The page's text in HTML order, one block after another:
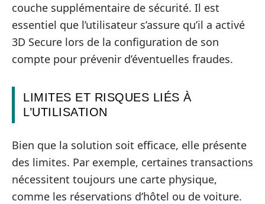
couche supplémentaire de sécurité. Il est
essentiel que l’utilisateur s’assure qu’il a activé
3D Secure lors de la configuration de son
compte pour prévenir d’éventuelles fraudes.
LIMITES ET RISQUES LIÉS À
L’UTILISATION
Bien que la solution soit efficace, elle présente
des limites. Par exemple, certaines transactions
nécessitent toujours une carte physique,
comme les réservations d’hôtel ou de voiture.